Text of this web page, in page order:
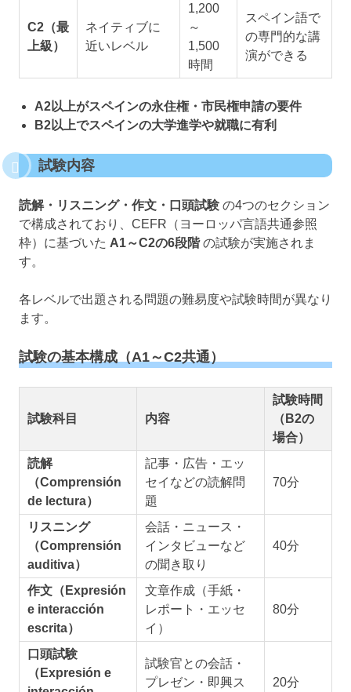
C2（最
上級）
ネイティブに
近いレベル
1,200
～
1,500
時間
スペイン語で
の専門的な講
演ができる
A2以上がスペインの永住権・市民権申請の要件
B2以上でスペインの大学進学や就職に有利
試験内容
読解・リスニング・作文・口頭試験 の4つのセクション
で構成されており、CEFR（ヨーロッパ言語共通参照
枠）に基づいた A1～C2の6段階の試験が実施されま
す。
各レベルで出題される問題の難易度や試験時間が異なり
ます。
試験の基本構成（A1～C2共通）
試験科目 内容
試験時間
（B2の
場合）
読解
（Comprensión
de lectura）
記事・広告・エッ
セイなどの読解問
題
70分
リスニング
（Comprensión
auditiva）
会話・ニュース・
インタビューなど
の聞き取り
40分
作文（Expresión
e interacción
escrita）
文章作成（手紙・
レポート・エッセ
イ）
80分
口頭試験
（Expresión e
試験官との会話・
プレゼン・即興ス
20分